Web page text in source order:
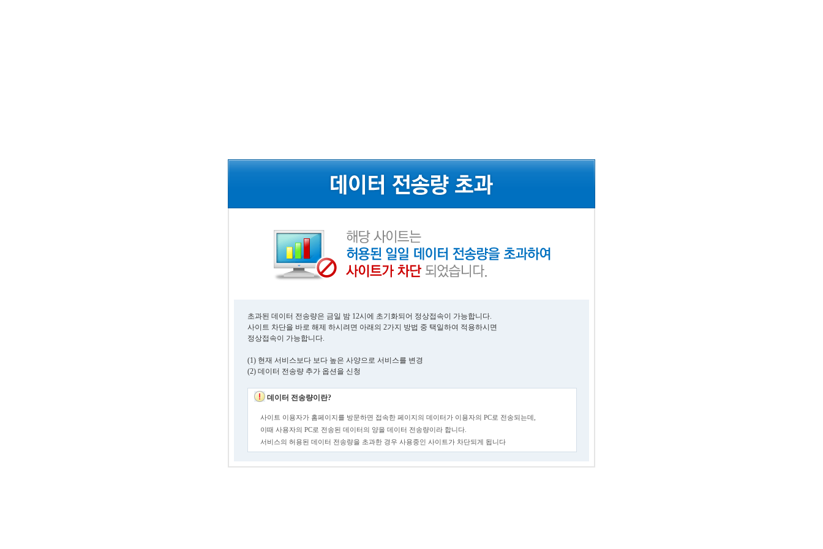
초과된 데이터 전송량은 금일 밤 12시에 초기화되어 정상접속이 가능합니다.
사이트 차단을 바로 해제 하시려면 아래의 2가지 방법 중 택일하여 적용하시면
정상접속이 가능합니다.
(1) 현재 서비스보다 보다 높은 사양으로 서비스를 변경
(2) 데이터 전송량 추가 옵션을 신청
데이터 전송량이란?
사이트 이용자가 홈페이지를 방문하면 접속한 페이지의 데이터가 이용자의 PC로 전송되는데,
이때 사용자의 PC로 전송된 데이터의 양을 데이터 전송량이라 합니다.
서비스의 허용된 데이터 전송량을 초과한 경우 사용중인 사이트가 차단되게 됩니다